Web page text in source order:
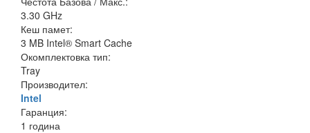
3.30 GHz
Кеш памет:
3 MB Intel® Smart Cache
Окомплектовка тип:
Tray
Производител:
Intel
Гаранция:
1 година